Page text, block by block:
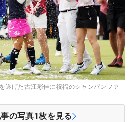
げた古江彩佳に祝福のシャンパンファ
の写真1枚を見る